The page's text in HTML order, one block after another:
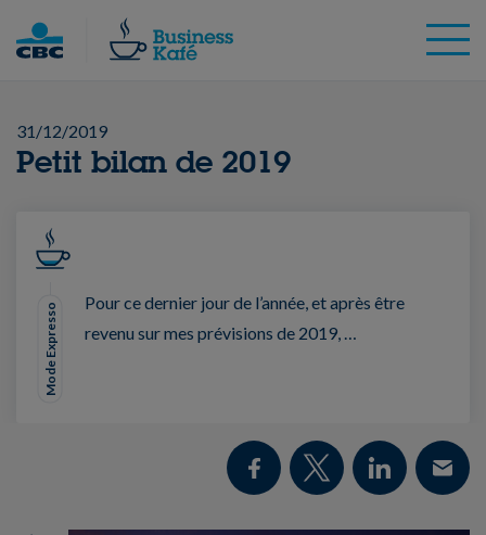
31/12/2019
Petit bilan de 2019
Mode Expresso
Pour ce dernier jour de l’année, et après être
revenu sur mes prévisions de 2019, …